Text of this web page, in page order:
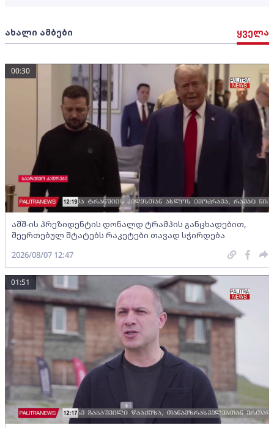
ახალი ამბები ყველა
აშშ-ის პრეზიდენტის დონალდ ტრამპის განცხადებით,
შეერთებულ შტატებს რაკეტები თავად სჭირდება
00:30
2026/08/07 12:47
01:51